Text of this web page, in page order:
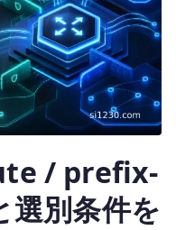
/ prefix-
選別条件を